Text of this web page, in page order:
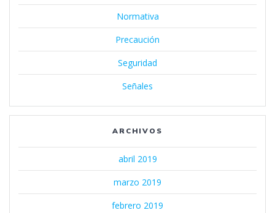
Normativa
Precaución
Seguridad
Señales
ARCHIVOS
abril 2019
marzo 2019
febrero 2019